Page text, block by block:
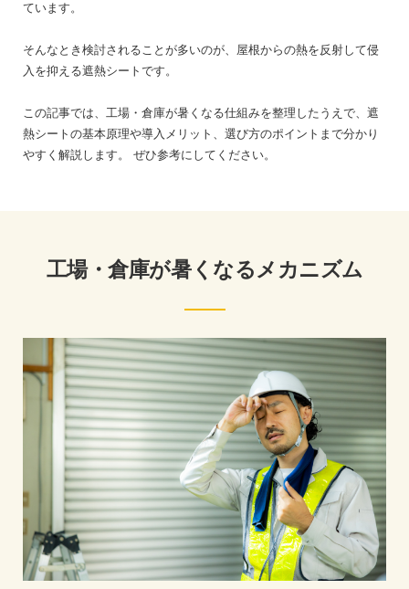
ています。
そんなとき検討されることが多いのが、屋根からの熱を反射して侵
入を抑える遮熱シートです。
この記事では、工場・倉庫が暑くなる仕組みを整理したうえで、遮
熱シートの基本原理や導入メリット、選び方のポイントまで分かり
やすく解説します。
ぜひ参考にしてください。
工場・倉庫が暑くなるメカニズム